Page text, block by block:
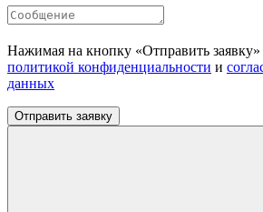
Нажимая на кнопку «Отправить
политикой конфиденциальности и
данных
Отправить заявку